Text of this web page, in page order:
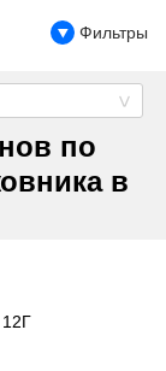
Фильтры
по
в
12Г